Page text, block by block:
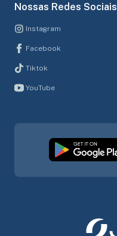
Nossas Redes Sociais
Instagram
Facebook
Tiktok
YouTube